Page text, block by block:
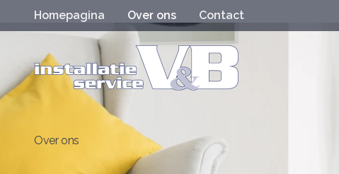
Homepagina Over ons Contact
Over ons